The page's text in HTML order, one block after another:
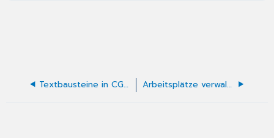
Textbausteine in CGM Praxis anlegen Arbeitsplätze verwalten